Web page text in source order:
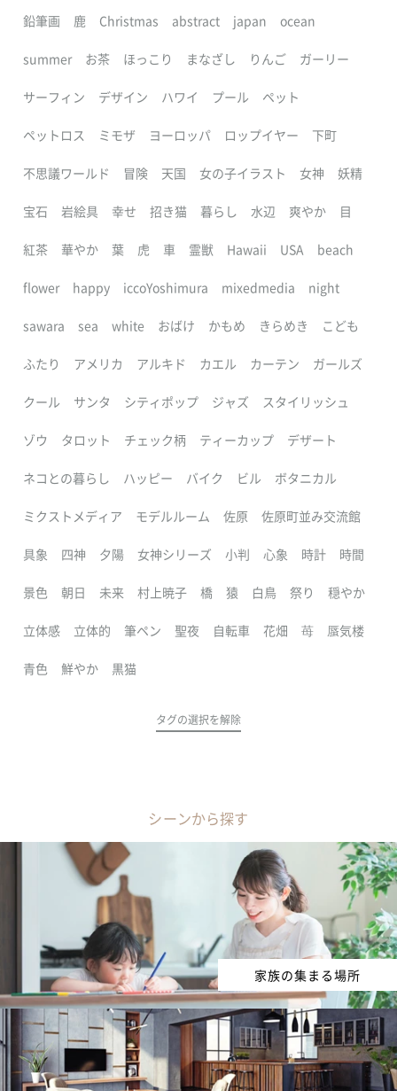
鉛筆画 鹿 Christmas abstract japan ocean
summer お茶 ほっこり まなざし りんご ガーリー
サーフィン デザイン ハワイ プール ペット
ペットロス ミモザ ヨーロッパ ロップイヤー 下町
不思議ワールド 冒険 天国 女の子イラスト 女神 妖精
宝石 岩絵具 幸せ 招き猫 暮らし 水辺 爽やか 目
紅茶 華やか 葉 虎 車 霊獣 Hawaii USA beach
flower happy iccoYoshimura mixedmedia night
sawara sea white おばけ かもめ きらめき こども
ふたり アメリカ アルキド カエル カーテン ガールズ
クール サンタ シティポップ ジャズ スタイリッシュ
ゾウ タロット チェック柄 ティーカップ デザート
ネコとの暮らし ハッピー バイク ビル ボタニカル
ミクストメディア モデルルーム 佐原 佐原町並み交流館
具象 四神 夕陽 女神シリーズ 小判 心象 時計 時間
景色 朝日 未来 村上暁子 橋 猿 白鳥 祭り 穏やか
立体感 立体的 筆ペン 聖夜 自転車 花畑 苺 蜃気楼
青色 鮮やか 黒猫
タグの選択を解除
シーンから探す
家族の集まる場所